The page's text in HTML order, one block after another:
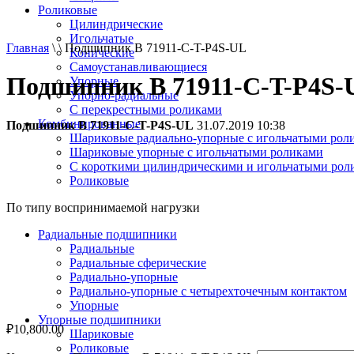
Роликовые
Цилиндрические
Игольчатые
Конические
Самоустанавливающиеся
Упорные
Упорно-радиальные
C перекрестными роликами
Комбинированные
Шариковые радиально-упорные с игольчатыми
Шариковые упорные с игольчатыми роликами
С короткими цилиндрическими и игольчатыми
Роликовые
По типу воспринимаемой нагрузки
Радиальные подшипники
Радиальные
Радиальные сферические
Радиально-упорные
Радиально-упорные с четырехточечным контактом
Упорные
Упорные подшипники
Шариковые
Роликовые
Главная \ \ Подшипник B 71911-С-T-P4S-UL
Подшипник B 71911-С-T-P4S-
Подшипник B 71911-С-T-P4S-UL 31.07.2019 10:38
₽10,800.00